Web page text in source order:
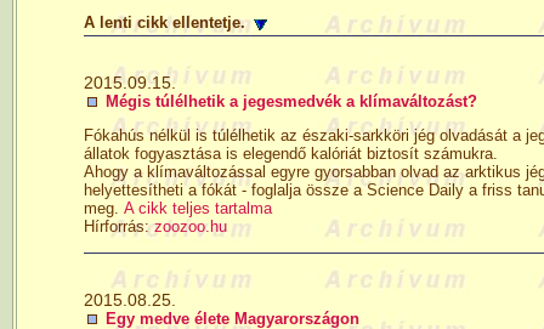
A lenti cikk ellentetje.
2015.09.15.
Mégis túlélhetik a jegesmedvék a klímaváltozást?
Fókahús nélkül is túlélhetik az északi-sarkköri jég olvadását a
állatok fogyasztása is elegendő kalóriát biztosít számukra.
Ahogy a klímaváltozással egyre gyorsabban olvad az arktikus
helyettesítheti a fókát - foglalja össze a Science Daily a friss
meg. A cikk teljes tartalma
Hírforrás:zoozoo.hu
2015.08.25.
Egy medve élete Magyarországon